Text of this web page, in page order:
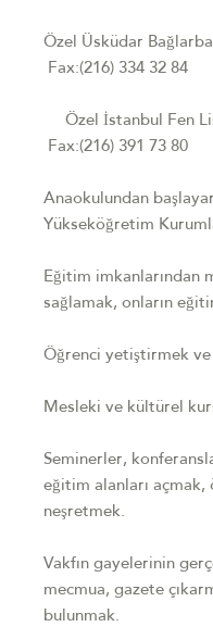
Özel Üsküdar
Fax:(216) 334 32 84
Özel İstanbul Fen
Fax:(216) 391 73 80
Anaokulundan
Yükseköğretim
Eğitim imkanlarından
sağlamak, onların
Öğrenci yetiştirmek
Mesleki ve kültürel
Seminerler,
eğitim alanları
neşretmek.
Vakfın gayelerinin
mecmua, gazete
bulunmak.